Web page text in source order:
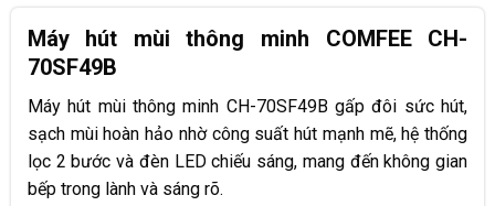
Máy hút mùi thông minh COMFEE CH-
70SF49B
Máy hút mùi thông minh CH-70SF49B gấp đôi sức hút,
sạch mùi hoàn hảo nhờ công suất hút mạnh mẽ, hệ thống
lọc 2 bước và đèn LED chiếu sáng, mang đến không gian
bếp trong lành và sáng rõ.